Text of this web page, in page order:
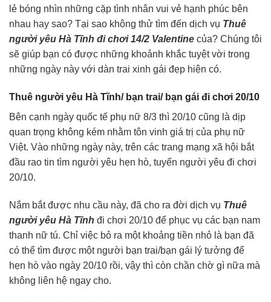
lẻ bóng nhìn những cặp tình nhân vui vẻ hạnh phúc bên
nhau hay sao? Tại sao không thử tìm đến dịch vụ Thuê
người yêu Hà Tĩnh đi chơi 14/2 Valentine của? Chúng tôi
sẽ giúp bạn có được những khoảnh khắc tuyệt vời trong
những ngày này với dàn trai xinh gái đẹp hiện có.
Thuê người yêu Hà Tĩnh/ bạn trai/ bạn gái đi chơi 20/10
Bên cạnh ngày quốc tế phụ nữ 8/3 thì 20/10 cũng là dịp
quan trọng không kém nhằm tôn vinh giá trị của phụ nữ
Việt. Vào những ngày này, trên các trang mạng xã hội bắt
đầu rao tin tìm người yêu hẹn hò, tuyển người yêu đi chơi
20/10.
Nắm bắt được nhu cầu này, đã cho ra đời dịch vụ Thuê
người yêu Hà Tĩnh đi chơi 20/10 để phục vụ các bạn nam
thanh nữ tú. Chỉ việc bỏ ra một khoảng tiền nhỏ là bạn đã
có thể tìm được một người bạn trai/bạn gái lý tưởng để
hẹn hò vào ngày 20/10 rồi, vậy thì còn chần chờ gì nữa mà
không liên hệ ngay cho.